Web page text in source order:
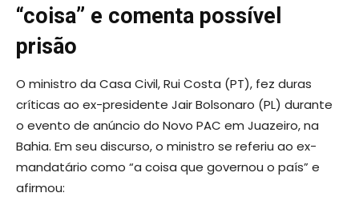
“coisa” e comenta possível
prisão
O ministro da Casa Civil, Rui Costa (PT), fez duras
críticas ao ex-presidente Jair Bolsonaro (PL) durante
o evento de anúncio do Novo PAC em Juazeiro, na
Bahia. Em seu discurso, o ministro se referiu ao ex-
mandatário como “a coisa que governou o país” e
afirmou: